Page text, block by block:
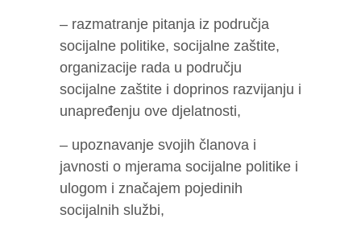
– razmatranje pitanja iz područja
socijalne politike, socijalne zaštite,
organizacije rada u području
socijalne zaštite i doprinos razvijanju i
unapređenju ove djelatnosti,
– upoznavanje svojih članova i
javnosti o mjerama socijalne politike i
ulogom i značajem pojedinih
socijalnih službi,